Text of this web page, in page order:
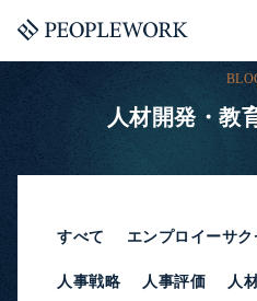
人材開発・教
すべて エンプロイーサク
人事戦略 人事評価 人